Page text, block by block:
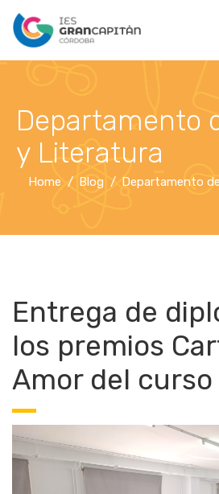
Departamento
y Literatura
Home Blog Departamento
Entrega de
los premios
Amor del